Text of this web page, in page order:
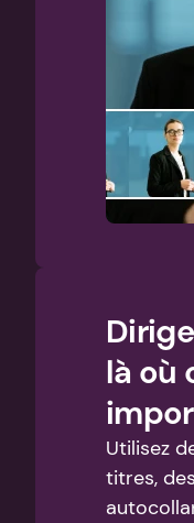
là où
Utilisez
titres,